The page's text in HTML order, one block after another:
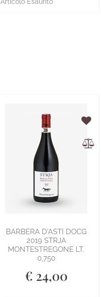
BARBERA D'ASTI DOCG
2019 STRJA
MONTESTREGONE LT.
0,750
€ 24,00